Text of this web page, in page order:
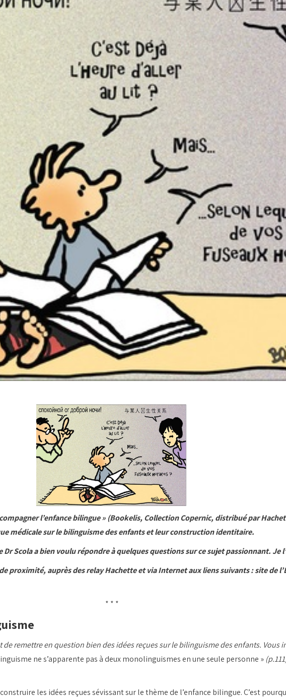
l’enfance bilingue » (Bookelis, Collection Copernic, distribué par
médicale sur le bilinguisme des enfants et leur construction identitaire.
Scola a bien voulu répondre à quelques questions sur ce sujet passionnant. Je
proximité, auprès des relay Hachette et via Internet aux liens suivants : site de
* * *
de remettre en question bien des idées reçues sur le bilinguisme des enfants. Vous
ne s’apparente pas à deux monolinguismes en une seule personne »
les idées reçues sévissant sur le thème de l’enfance bilingue. C’est